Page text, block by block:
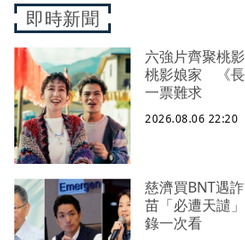
即時新聞
六強片齊聚桃
桃影娘家 《長
一票難求
2026.08.06 22:20
慈濟買BNT遇
苗「必遭天譴
錄一次看